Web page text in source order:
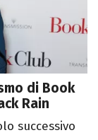
di Book
Rain
successivo